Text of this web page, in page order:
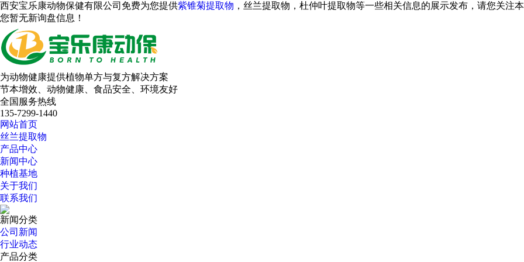
西安宝乐康动物保健有限公司免费为您提供紫锥菊提取物 ，丝兰提取物，杜仲叶提取物等一些相关信息的展示发布，请您关注
您暂无新询盘信息！
为动物健康提供植物单方与复方解决方案
节本增效、动物健康、食品安全、环境友好
全国服务热线
135-7299-1440
网站首页
丝兰提取物
产品中心
新闻中心
种植基地
关于我们
联系我们
新闻分类
公司新闻
行业动态
产品分类